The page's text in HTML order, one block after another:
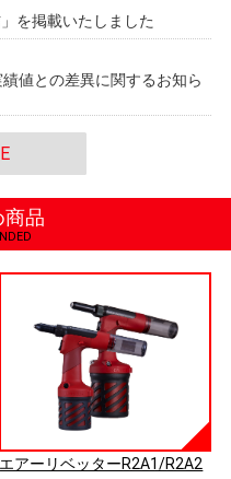
を掲載いたしました
値との差異に関するお知ら
商品
エアーリベッターR2A1/R2A2